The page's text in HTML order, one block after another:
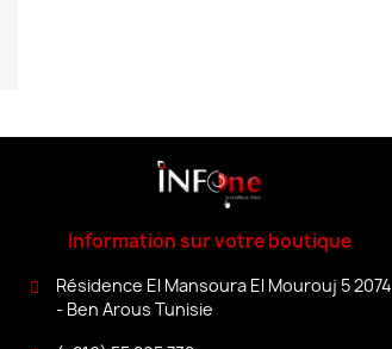
Information sur votre boutique
Résidence El Mansoura El Mourouj 5 2074
- Ben Arous Tunisie